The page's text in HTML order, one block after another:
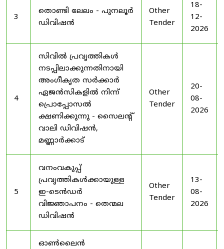
3
തൊണ്ടി ലേലം - പുനലൂർ
ഡിവിഷൻ
Other
Tender
18-
12-
2026
4
സിവിൽ പ്രവൃത്തികൾ
നടപ്പിലാക്കുന്നതിനായി
അംഗീകൃത സർക്കാർ
ഏജൻസികളിൽ നിന്ന്
പ്രൊപ്പോസൽ
ക്ഷണിക്കുന്നു - സൈലന്റ്
വാലി ഡിവിഷൻ,
മണ്ണാർക്കാട്
Other
Tender
20-
08-
2026
5
വനംവകുപ്പ്
പ്രവൃത്തികൾക്കായുള്ള
ഇ-ടെൻഡർ
വിജ്ഞാപനം - തെന്മല
ഡിവിഷൻ
Other
Tender
13-
08-
2026
ഓൺലൈൻ